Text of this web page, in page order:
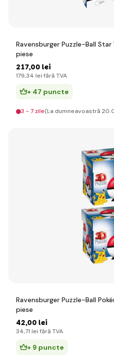
Ravensburger Puzzle-Ball
piese
217,00 lei
179,34 lei fără TVA
+ 47 puncte
3 - 7 zile(La dumneavoastră
Ravensburger Puzzle-Ball
piese
42,00 lei
34,71 lei fără TVA
+ 9 puncte